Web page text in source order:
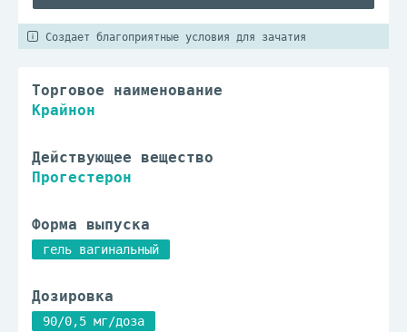
Создает благоприятные условия для зачатия
Торговое наименование
Крайнон
Действующее вещество
Прогестерон
Форма выпуска
гель вагинальный
Дозировка
90/0,5 мг/доза